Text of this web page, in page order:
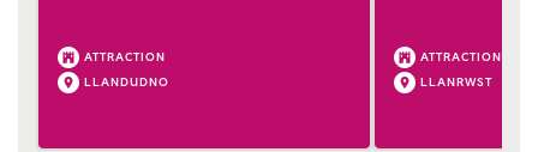
ATTRACTION
LLANDUDNO
ATTRACTION
LLANRWST